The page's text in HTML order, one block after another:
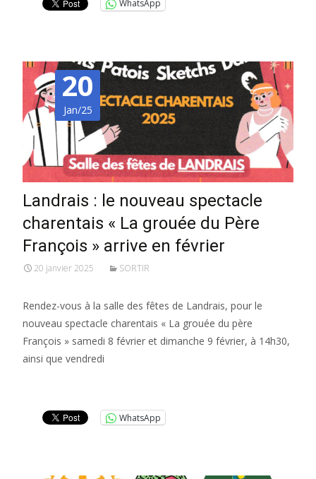
WhatsApp
20
Jan/25
Landrais : le nouveau spectacle
charentais « La grouée du Père
François » arrive en février
20 janvier 2025 SORTIR
Rendez-vous à la salle des fêtes de Landrais, pour le
nouveau spectacle charentais « La grouée du père
François » samedi 8 février et dimanche 9 février, à 14h30,
ainsi que vendredi
WhatsApp